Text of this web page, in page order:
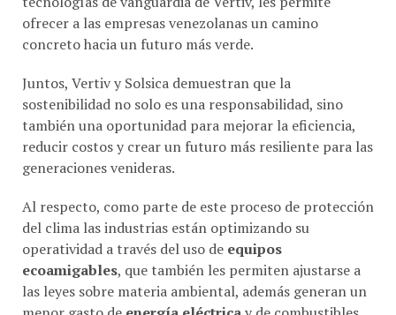
concreto hacia un futuro más verde.
sostenibilidad no solo es una responsabilidad, sino
también una oportunidad para mejorar la eficiencia,
reducir costos y crear un futuro más resiliente para las
generaciones venideras.
del clima las industrias están optimizando su
operatividad a través del uso deequipos
ecoamigables , que también les permiten ajustarse a
las leyes sobre materia ambiental, además generan un
menor gasto deenergía eléctrica y de combustibles